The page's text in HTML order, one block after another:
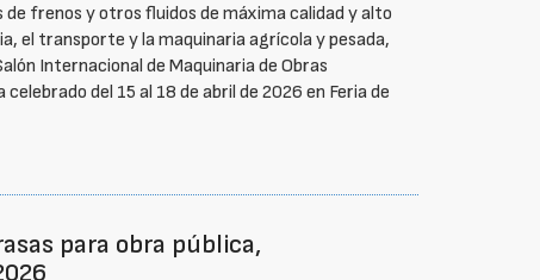
frenos y otros fluidos de máxima calidad y alto
el transporte y la maquinaria agrícola y pesada,
Internacional de Maquinaria de Obras
del 15 al 18 de abril de 2026 en Feria de
para obra pública,